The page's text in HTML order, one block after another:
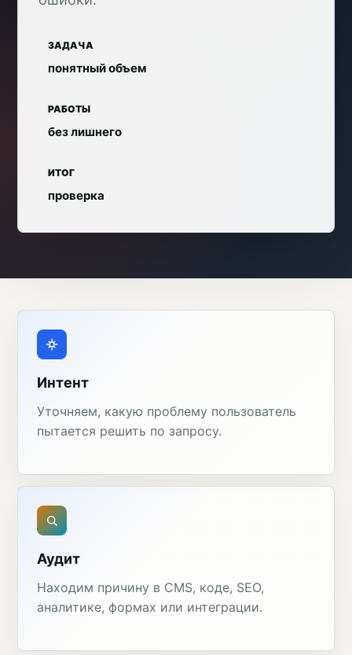
ЗАДАЧА
понятный объем
РАБОТЫ
без лишнего
ИТОГ
проверка
Интент
Уточняем, какую проблему пользователь
пытается решить по запросу.
Аудит
Находим причину в CMS, коде, SEO,
аналитике, формах или интеграции.